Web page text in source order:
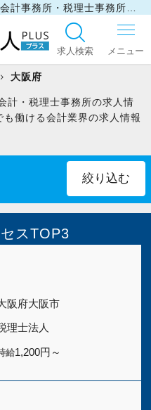
求人検索
ン
ト
登録
大阪府
計・税理士事務所の求人情
働ける会計業界の求人情報
スTOP3
阪府大阪市
理士法人
給1,200円～